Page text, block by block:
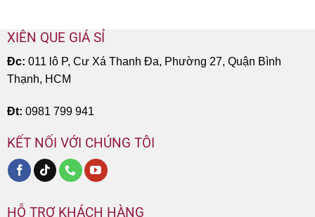
XIÊN QUE GIÁ SỈ
Đc: 011 lô P, Cư Xá Thanh Đa, Phường 27, Quận Bình
Thạnh, HCM
Đt: 0981 799 941
KẾT NỐI VỚI CHÚNG TÔI
HỖ TRỢ KHÁCH HÀNG